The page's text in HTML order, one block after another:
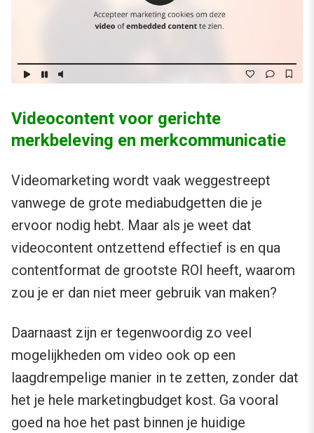
Videocontent voor gerichte
merkbeleving en merkcommunicatie
Videomarketing wordt vaak weggestreept
vanwege de grote mediabudgetten die je
ervoor nodig hebt. Maar als je weet dat
videocontent ontzettend effectief is en qua
contentformat de grootste ROI heeft, waarom
zou je er dan niet meer gebruik van maken?
Daarnaast zijn er tegenwoordig zo veel
mogelijkheden om video ook op een
laagdrempelige manier in te zetten, zonder dat
het je hele marketingbudget kost. Ga vooral
goed na hoe het past binnen je huidige